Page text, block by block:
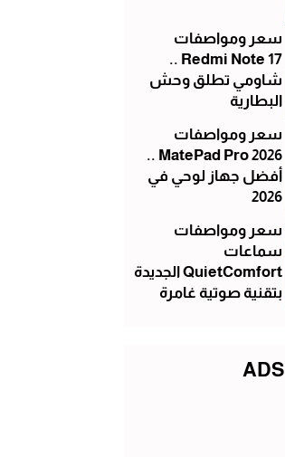
سعر ومواصفات
Redmi Note 17 ..
شاومي تطلق وحش
البطارية
سعر ومواصفات
MatePad Pro 2026 ..
أفضل جهاز لوحي في
2026
سعر ومواصفات
سماعات
QuietComfort الجديدة
بتقنية صوتية غامرة
ADS